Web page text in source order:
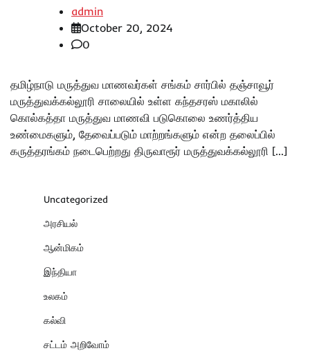
admin
October 20, 2024
0
தமிழ்நாடு மருத்துவ மாணவர்கள் சங்கம் சார்பில் தஞ்சாவூர்
மருத்துவக்கல்லூரி சாலையில் உள்ள கந்தசரஸ் மகாலில்
கொல்கத்தா மருத்துவ மாணவி படுகொலை உணர்த்திய
உண்மைகளும், தேவைப்படும் மாற்றங்களும் என்ற தலைப்பில்
கருத்தரங்கம் நடைபெற்றது திருவாரூர் மருத்துவக்கல்லூரி […]
Uncategorized
அரசியல்
ஆன்மிகம்
இந்தியா
உலகம்
கல்வி
சட்டம் அறிவோம்